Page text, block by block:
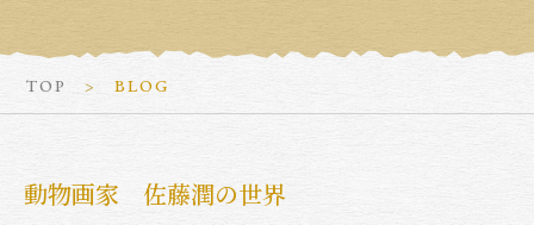
TOP BLOG
動物画家 佐藤潤の世界